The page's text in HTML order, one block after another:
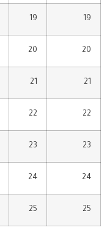
19
19
20
20
21
21
22
22
23
23
24
24
25
25